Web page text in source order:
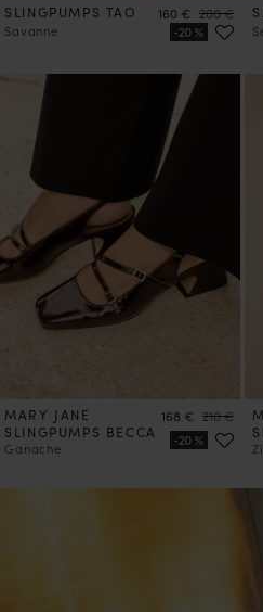
SLINGPUMPS TAO
Savanne
Preis
160 € Preis
200 €
MARY JANE
SLINGPUMPS BECCA
Ganache
Preis
168 € Preis
210 €